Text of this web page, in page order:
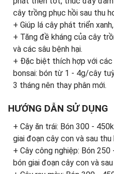
cây trồng phục hồi sau thu
+ Giúp lá cây phát triển
+ Tăng đề kháng của cây
và các sâu bệnh hại.
+ Đặc biệt thích hợp với các
bonsai: bón từ 1 - 4g/cây
3 tháng nên thay phân mới.
HƯỚNG DẪN SỬ DỤNG
+ Cây ăn trái: Bón 300 -
giai đoạn cây con và sau thu
+ Cây công nghiệp: Bón
bón giai đoạn cây con và